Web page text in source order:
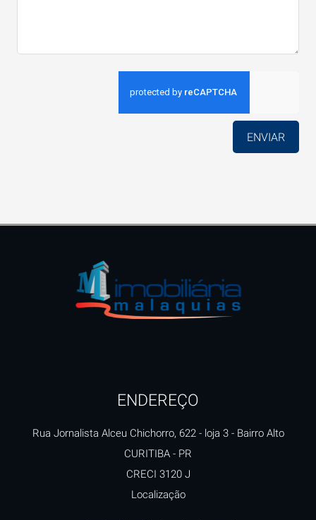
ENVIAR
ENDEREÇO
Rua Jornalista Alceu Chichorro, 622 - loja 3- Bairro Alto
CURITIBA - PR
CRECI 3120 J
Localização